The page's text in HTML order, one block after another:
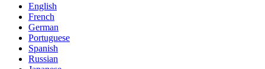
English
French
German
Portuguese
Spanish
Russian